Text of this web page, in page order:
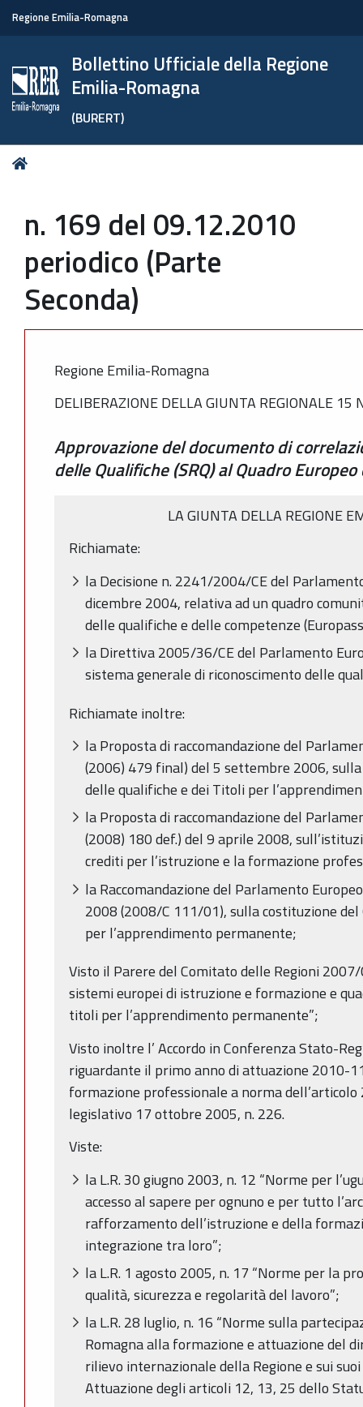
Regione Emilia-Romagna
Bollettino Ufficiale della Regione
Emilia-Romagna
(BURERT)
Tu
n. 169 del 09.12.2010
periodico (Parte
Seconda)
Regione Emilia-Romagna
DELIBERAZIONE DELLA GIUNTA REGIONALE
Approvazione del documento di
delle Qualifiche (SRQ) al Quadro
LA GIUNTA DELLA REGIONE
Richiamate:
la Decisione n. 2241/2004/CE del
dicembre 2004, relativa ad un quadro
delle qualifiche e delle competenze
la Direttiva 2005/36/CE del Parlamento
sistema generale di riconoscimento delle
Richiamate inoltre:
la Proposta di raccomandazione del
(2006) 479 final) del 5 settembre 2006,
delle qualifiche e dei Titoli per
la Proposta di raccomandazione del
(2008) 180 def.) del 9 aprile 2008,
crediti per l’istruzione e la formazione
la Raccomandazione del Parlamento
2008 (2008/C 111/01), sulla costituzione
per l’apprendimento permanente;
Visto il Parere del Comitato delle Regioni
sistemi europei di istruzione e formazione e
titoli per l’apprendimento permanente”;
Visto inoltre l’ Accordo in Conferenza Stato-
riguardante il primo anno di attuazione 2010-
formazione professionale a norma dell’articolo
legislativo 17 ottobre 2005, n. 226.
Viste:
la L.R. 30 giugno 2003, n. 12 “Norme per
accesso al sapere per ognuno e per tutto
rafforzamento dell’istruzione e della
integrazione tra loro”;
la L.R. 1 agosto 2005, n. 17 “Norme per la
qualità, sicurezza e regolarità del lavoro”;
la L.R. 28 luglio, n. 16 “Norme sulla
Romagna alla formazione e attuazione del
rilievo internazionale della Regione e sui
Attuazione degli articoli 12, 13, 25 dello